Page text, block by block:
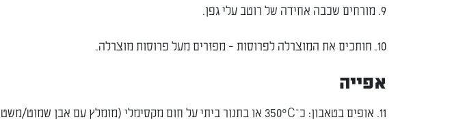
9. מורחים שכבה אחידה של רוטב עלי גפן.
10. חותכים את המוצרלה לפרוסות - מפזרים מעל פרוסות מוצרלה.
אפייה
11. אופים בטאבון: כ־350°C או בתנור ביתי על חום מקסימלי (מומלץ עם אבן שמוט/משטח חם מראש), כ־5–6 דקות, עד שוליים תפוחים וזהובים.